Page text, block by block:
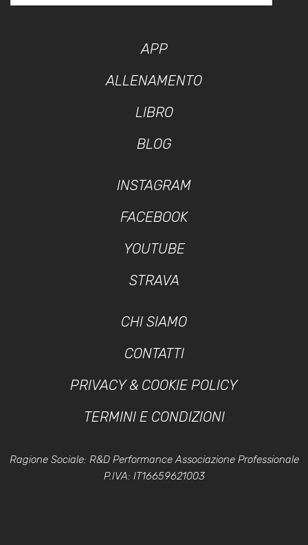
APP
ALLENAMENTO
LIBRO
BLOG
INSTAGRAM
FACEBOOK
YOUTUBE
STRAVA
CHI SIAMO
CONTATTI
PRIVACY & COOKIE POLICY
TERMINI E CONDIZIONI
Ragione Sociale: R&D Performance Associazione Professionale
P.IVA: IT16659621003